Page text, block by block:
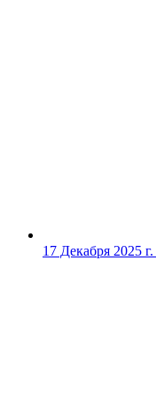
17 Декабря 2025 г.